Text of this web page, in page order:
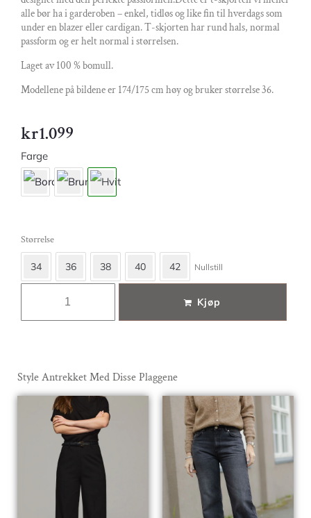
alle bør ha i garderoben – enkel, tidløs og like fin til hverdags som
under en blazer eller cardigan. T-skjorten har rund hals, normal
passform og er helt normal i størrelsen.
Laget av 100 % bomull.
Modellene på bildene er 174/175 cm høy og bruker størrelse 36.
kr1.099
Farge
Størrelse
34 36 38 40 42 Nullstill
Kjøp
Style Antrekket Med Disse Plaggene